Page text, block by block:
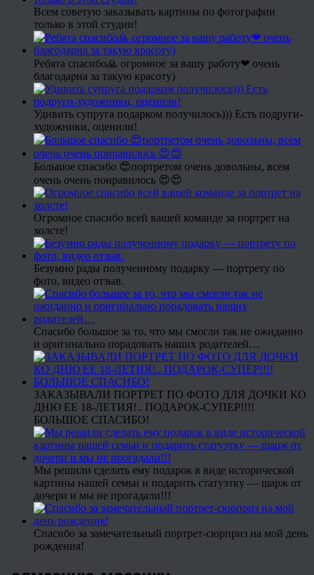
Всем советую заказывать картины по фотографии
только в этой студии!
Ребята спасибо🙏 огромное за вашу работу❤ очень
благодарна за такую красоту)
Удивить супруга подарком получилось))) Есть подруги-
художники, оценили!
Большое спасибо 😍портретом очень довольны, всем
очень очень понравилось 😍😍
Огромное спасибо всей вашей команде за портрет на
холсте!
Безумно рады полученному подарку — портрету по
фото, видео отзыв.
Спасибо большое за то, что мы смогли так не ожиданно
и оригинально порадовать наших родителей…
ЗАКАЗЫВАЛИ ПОРТРЕТ ПО ФОТО ДЛЯ ДОЧКИ КО
ДНЮ ЕЕ 18-ЛЕТИЯ!.. ПОДАРОК-СУПЕР!!!!
БОЛЬШОЕ СПАСИБО!
Мы решили сделать ему подарок в виде исторической
картины нашей семьи и подарить статуэтку — шарж от
дочери и мы не прогадали!!!
Спасибо за замечательный портрет-сюрприз на мой день
рождения!